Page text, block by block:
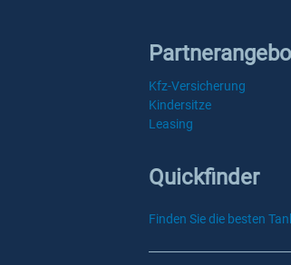
Kfz-Versicherung
Kindersitze
Leasing
Quickfinder
Finden Sie die besten